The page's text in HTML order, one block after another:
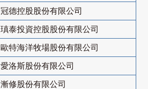
冠德控股股份有限公司
瑱泰投資控股股份有限公司
歐特海洋牧場股份有限公司
愛洛斯股份有限公司
漸修股份有限公司